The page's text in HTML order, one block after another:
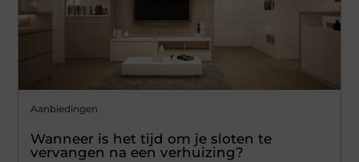
Aanbiedingen
Wanneer is het tijd om je sloten te
vervangen na een verhuizing?